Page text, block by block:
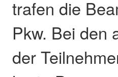
trafen die
Pkw. Bei den
der